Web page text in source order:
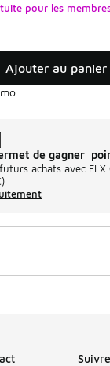
pour les
Ajouter au panier
de gagner
achats avec FLX
)